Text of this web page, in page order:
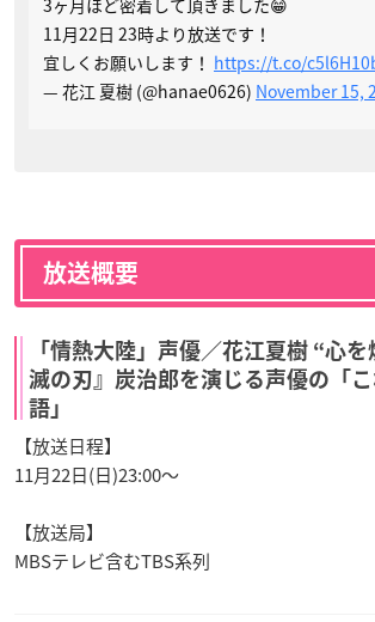
3ヶ月ほど密着して頂きました😁
11月22日 23時より放送です！
宜しくお願いします！ https://t.co/
— 花江 夏樹 (@hanae0626) November 15,
放送概要
「情熱大陸」声優／花江夏樹 “心
滅の刃』炭治郎を演じる声優の「
語」
【放送日程】
11月22日(日)23:00～
【放送局】
MBSテレビ含むTBS系列